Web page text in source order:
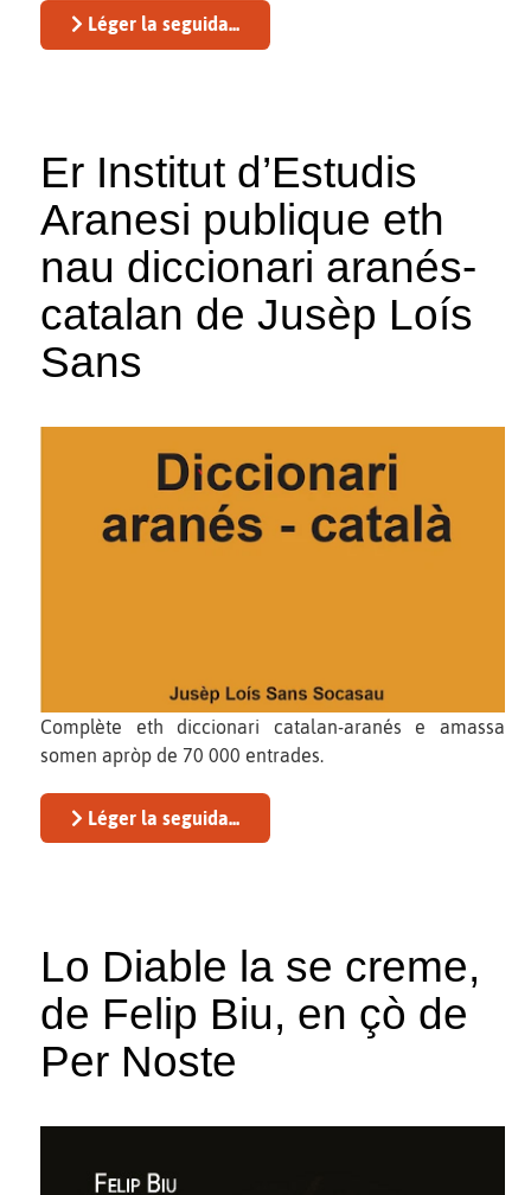
Léger la seguida...
Er Institut d’Estudis
Aranesi publique eth
nau diccionari aranés-
catalan de Jusèp Loís
Sans
Complète eth diccionari catalan-aranés e amassa
somen apròp de 70 000 entrades.
Léger la seguida...
Lo Diable la se creme,
de Felip Biu, en çò de
Per Noste